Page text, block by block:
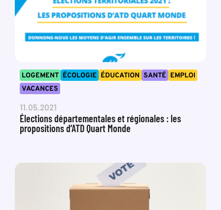
LOGEMENT ÉCOLOGIE ÉDUCATION SANTÉ EMPLOI
VACANCES
11.05.2021
Élections départementales et régionales : les
propositions d’ATD Quart Monde